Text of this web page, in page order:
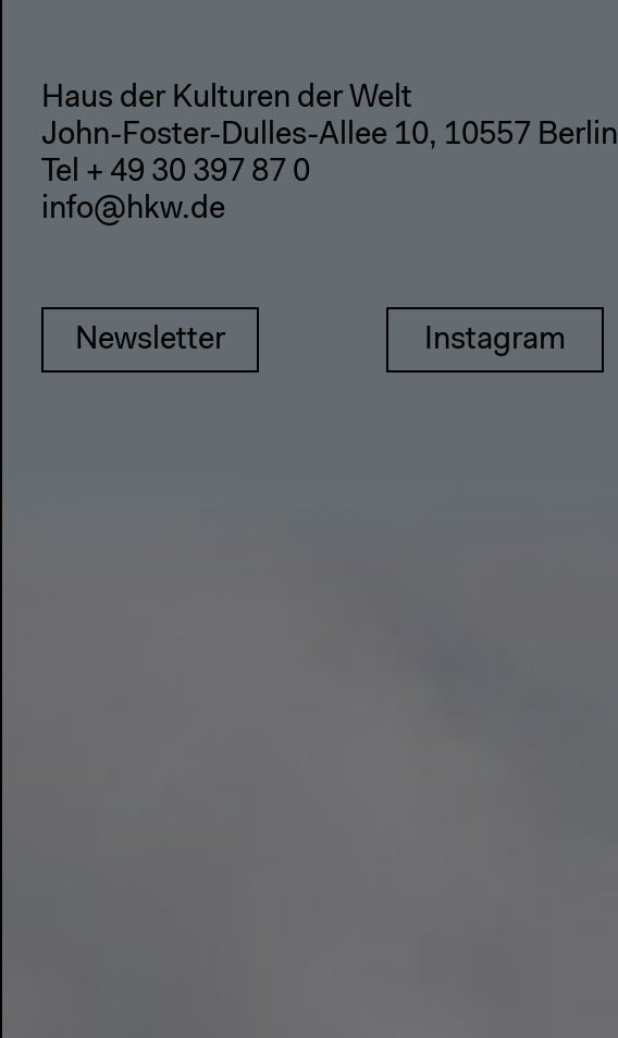
Haus der Kulturen der Welt
John-Foster-Dulles-Allee 10, 10557 Berlin
Tel + 49 30 397 87 0
info@hkw.de
Newsletter Instagram